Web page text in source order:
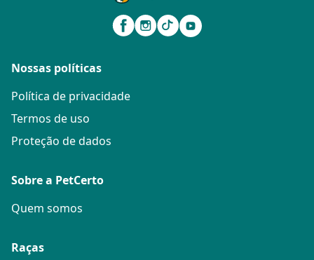
Nossas políticas
Política de privacidade
Termos de uso
Proteção de dados
Sobre a PetCerto
Quem somos
Raças